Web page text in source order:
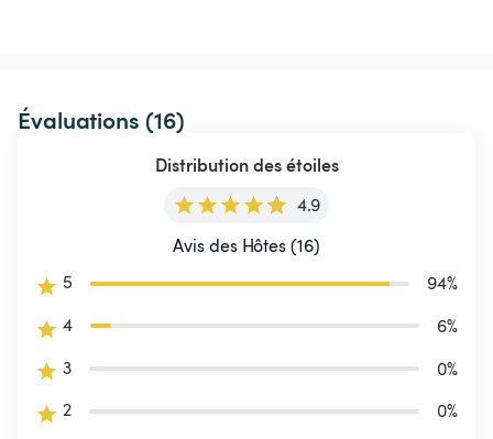
Évaluations (16)
Distribution des étoiles
4.9
Avis des Hôtes (16)
5
94%
4
6%
3
0%
2
0%